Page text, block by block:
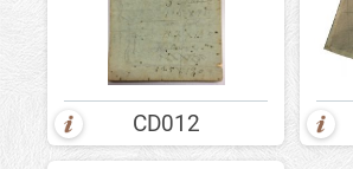
CD012